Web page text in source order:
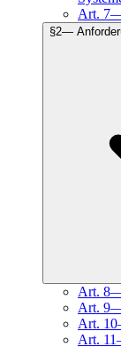
Art. 7
§2—
Art. 8
Art. 9
Art. 10
Art. 11